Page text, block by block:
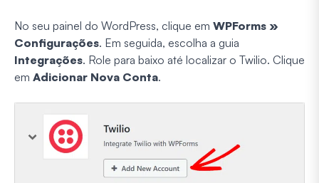
No seu painel do WordPress, clique em WPForms »
Configurações. Em seguida, escolha a guia
Integrações. Role para baixo até localizar o Twilio. Clique
em Adicionar Nova Conta.